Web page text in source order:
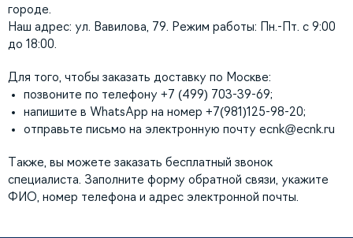
городе.
Наш адрес: ул. Вавилова, 79. Режим работы: Пн.-Пт. с 9:00
до 18:00.
Для того, чтобы заказать доставку по Москве:
позвоните по телефону +7 (499) 703-39-69;
напишите в WhatsApp на номер +7(981)125-98-20;
отправьте письмо на электронную почту ecnk@ecnk.ru
Также, вы можете заказать бесплатный звонок
специалиста. Заполните форму обратной связи, укажите
ФИО, номер телефона и адрес электронной почты.